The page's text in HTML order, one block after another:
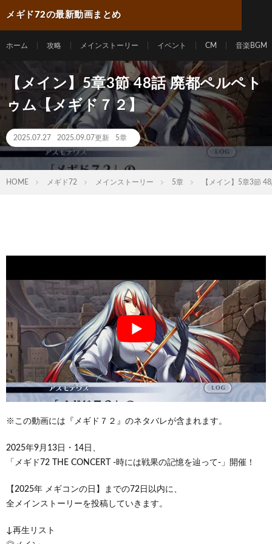
メギド72の最新動画まとめ
ホーム 攻略 メインストーリー イベント CM 音楽BGM
【メイン】5章3節 48話 廃都ペルペト
ゥム【メギド７２】
2025.07.27 2025.09.07更新 5章
HOME メギド72 メインストーリー 5章 【メイン】5章3節
※この動画には『メギド７２』のネタバレが含まれます。
2025年9月13日・14日、
「メギド72 THE CONCERT -時には戦果の記憶を辿って-」開催！
【2025年 メギコンの日】までの72日以内に、
全メインストーリーを投稿していきます。
↓再生リスト